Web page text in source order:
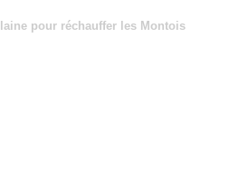
pour réchauffer les Montois